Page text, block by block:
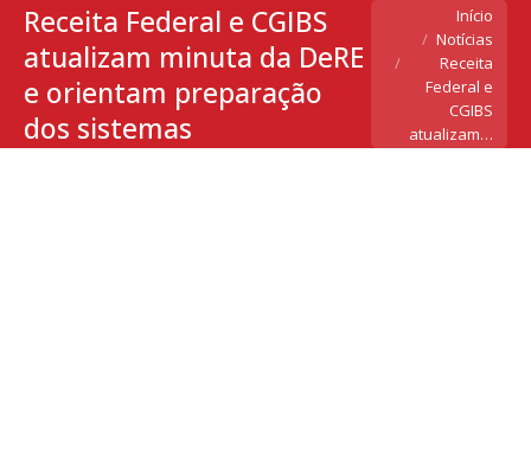
Receita Federal e CGIBS
atualizam minuta da DeRE
e orientam preparação
dos sistemas
Você está aqui:
Início
Notícias
Receita
Federal e
CGIBS
atualizam…